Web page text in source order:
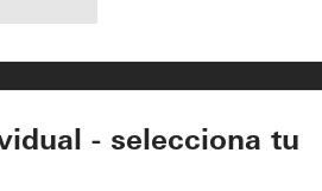
- selecciona tu